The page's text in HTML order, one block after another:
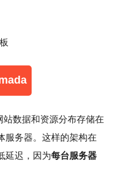
数据和资源分布存储在
服务器。这样的架构在
延迟，因为每台服务器